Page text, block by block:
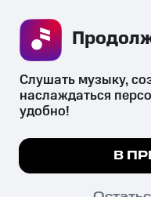
психотропных веществ,
их незаконный оборот
законодательством
© 2026 ООО «КИОН».
Мы используем
Слушать музыку,
наслаждаться
удобно!
В